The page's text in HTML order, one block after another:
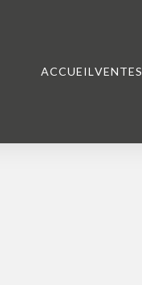
ACCUEIL VENTES